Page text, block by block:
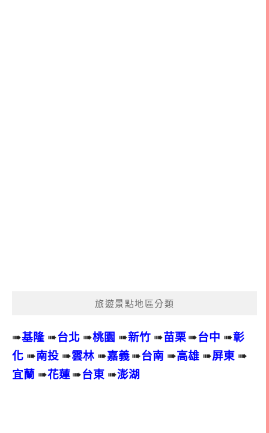
旅遊景點地區分類
➠基隆 ➠台北 ➠桃園 ➠新竹 ➠苗栗➠台中 ➠彰
化 ➠南投 ➠雲林 ➠嘉義➠台南 ➠高雄 ➠屏東 ➠
宜蘭 ➠花蓮➠台東 ➠澎湖